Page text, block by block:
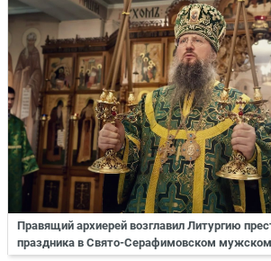
Правящий архиерей возглавил Литургию
праздника в Свято-Серафимовском